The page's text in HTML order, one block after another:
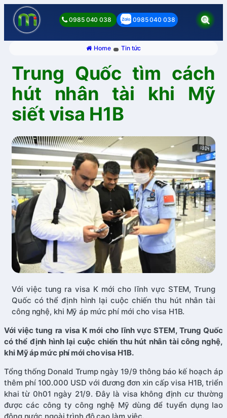
0985 040 038 0985 040 038
Home Tin tức
Trung Quốc tìm cách
hút nhân tài khi Mỹ
siết visa H1B
Với việc tung ra visa K mới cho lĩnh vực STEM, Trung
Quốc có thể định hình lại cuộc chiến thu hút nhân tài
công nghệ, khi Mỹ áp mức phí mới cho visa H1B.
Với việc tung ra visa K mới cho lĩnh vực STEM, Trung Quốc
có thể định hình lại cuộc chiến thu hút nhân tài công nghệ,
khi Mỹ áp mức phí mới cho visa H1B.
Tổng thống Donald Trump ngày 19/9 thông báo kế hoạch áp
thêm phí 100.000 USD với đương đơn xin cấp visa H1B, triển
khai từ 0h01 ngày 21/9. Đây là visa không định cư thường
được các công ty công nghệ Mỹ dùng để tuyển dụng lao
động nước ngoài trình độ cao làm việc.